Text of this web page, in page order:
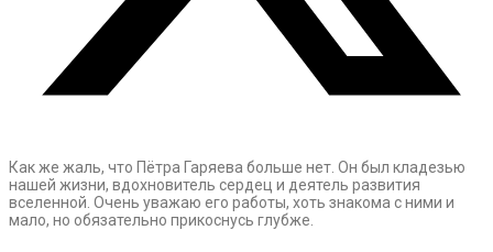
Как же жаль, что Пётра Гаряева больше нет. Он был кладезью
нашей жизни, вдохновитель сердец и деятель развития
вселенной. Очень уважаю его работы, хоть знакома с ними и
мало, но обязательно прикоснусь глубже.